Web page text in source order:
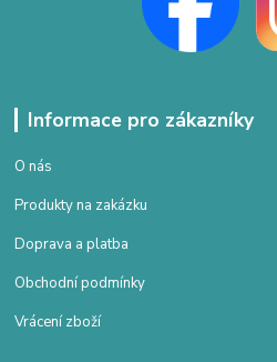
Informace pro zákazníky
O nás
Produkty na zakázku
Doprava a platba
Obchodní podmínky
Vrácení zboží